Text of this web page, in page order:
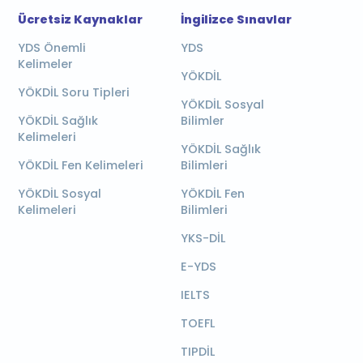
Ücretsiz Kaynaklar
YDS Önemli
Kelimeler
YÖKDİL Soru Tipleri
YÖKDİL Sağlık
Kelimeleri
YÖKDİL Fen Kelimeleri
YÖKDİL Sosyal
Kelimeleri
İngilizce Sınavlar
YDS
YÖKDİL
YÖKDİL Sosyal
Bilimler
YÖKDİL Sağlık
Bilimleri
YÖKDİL Fen
Bilimleri
YKS-DİL
E-YDS
IELTS
TOEFL
TIPDİL